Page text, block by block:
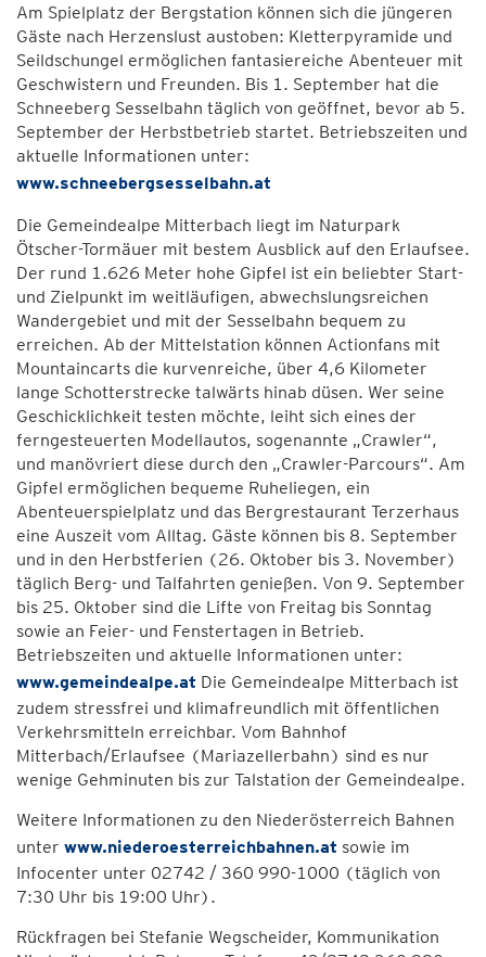
Am Spielplatz der Bergstation können sich die jüngeren
Gäste nach Herzenslust austoben: Kletterpyramide und
Seildschungel ermöglichen fantasiereiche Abenteuer mit
Geschwistern und Freunden. Bis 1. September hat die
Schneeberg Sesselbahn täglich von geöffnet, bevor ab 5.
September der Herbstbetrieb startet. Betriebszeiten und
aktuelle Informationen unter:
www.schneebergsesselbahn.at
Die Gemeindealpe Mitterbach liegt im Naturpark
Ötscher-Tormäuer mit bestem Ausblick auf den Erlaufsee.
Der rund 1.626 Meter hohe Gipfel ist ein beliebter Start-
und Zielpunkt im weitläufigen, abwechslungsreichen
Wandergebiet und mit der Sesselbahn bequem zu
erreichen. Ab der Mittelstation können Actionfans mit
Mountaincarts die kurvenreiche, über 4,6 Kilometer
lange Schotterstrecke talwärts hinab düsen. Wer seine
Geschicklichkeit testen möchte, leiht sich eines der
ferngesteuerten Modellautos, sogenannte „Crawler“,
und manövriert diese durch den „Crawler-Parcours“. Am
Gipfel ermöglichen bequeme Ruheliegen, ein
Abenteuerspielplatz und das Bergrestaurant Terzerhaus
eine Auszeit vom Alltag. Gäste können bis 8. September
und in den Herbstferien (26. Oktober bis 3. November)
täglich Berg- und Talfahrten genießen. Von 9. September
bis 25. Oktober sind die Lifte von Freitag bis Sonntag
sowie an Feier- und Fenstertagen in Betrieb.
Betriebszeiten und aktuelle Informationen unter:
www.gemeindealpe.at Die Gemeindealpe Mitterbach ist
zudem stressfrei und klimafreundlich mit öffentlichen
Verkehrsmitteln erreichbar. Vom Bahnhof
Mitterbach/Erlaufsee (Mariazellerbahn) sind es nur
wenige Gehminuten bis zur Talstation der Gemeindealpe.
Weitere Informationen zu den Niederösterreich Bahnen
unter www.niederoesterreichbahnen.at sowie im
Infocenter unter 02742 / 360 990-1000 (täglich von
7:30 Uhr bis 19:00 Uhr).
Rückfragen bei Stefanie Wegscheider, Kommunikation